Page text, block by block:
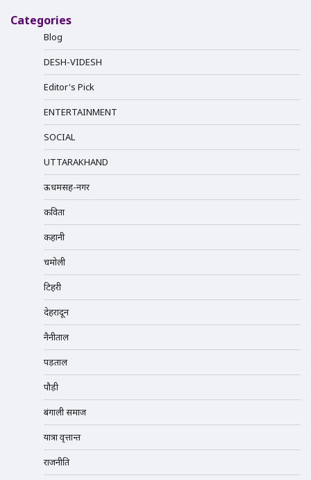
Categories
Blog
DESH-VIDESH
Editor's Pick
ENTERTAINMENT
SOCIAL
UTTARAKHAND
ऊधमसिंह-नगर
कविता
कहानी
चमोली
टिहरी
देहरादून
नैनीताल
पड़ताल
पौड़ी
बंगाली समाज
यात्रा वृत्तान्त
राजनीति